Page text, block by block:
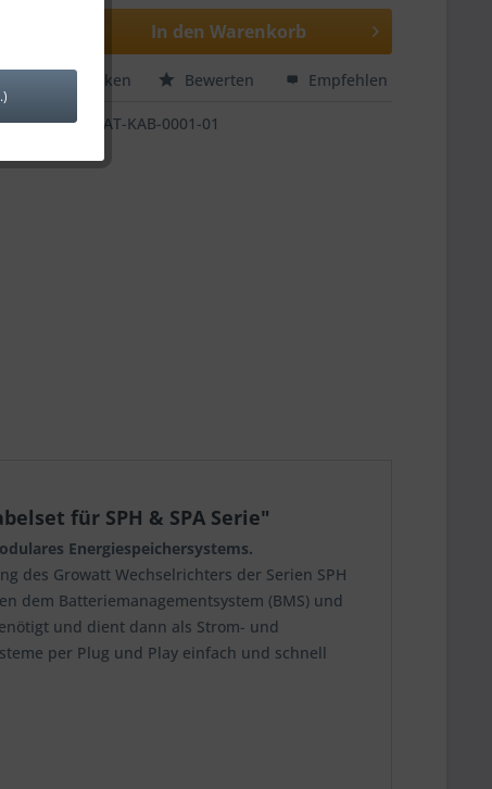
In den Warenkorb
Merken Bewerten Empfehlen
BAT-KAB-0001-01
für SPH & SPA Serie"
Energiespeichersystems.
des Growatt Wechselrichters der Serien SPH
dem Batteriemanagementsystem (BMS) und
und dient dann als Strom- und
per Plug und Play einfach und schnell